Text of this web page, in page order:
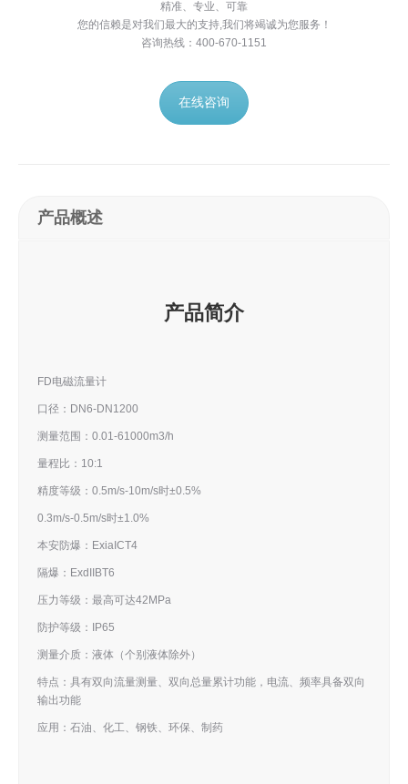
精准、专业、可靠
您的信赖是对我们最大的支持,我们将竭诚为您服务！
咨询热线：400-670-1151
在线咨询
产品概述
产品简介
FD电磁流量计
口径：DN6-DN1200
测量范围：0.01-61000m3/h
量程比：10:1
精度等级：0.5m/s-10m/s时±0.5%
0.3m/s-0.5m/s时±1.0%
本安防爆：ExiaICT4
隔爆：ExdIIBT6
压力等级：最高可达42MPa
防护等级：IP65
测量介质：液体（个别液体除外）
特点：具有双向流量测量、双向总量累计功能，电流、频率具备双向
输出功能
应用：石油、化工、钢铁、环保、制药